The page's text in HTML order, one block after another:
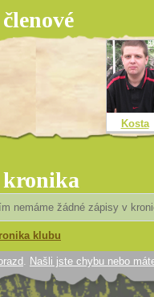
členové
Kosta
kronika
nemáme žádné zápisy v
klubu
. Našli jste chybu nebo